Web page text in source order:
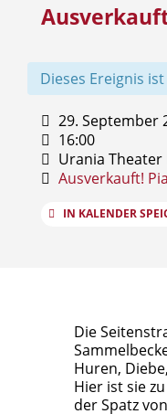
Dieses Ereignis
29. September
16:00
Urania Theater
Ausverkauft!
IN KALENDER
Die
Huren,
Hier ist sie
der Spatz